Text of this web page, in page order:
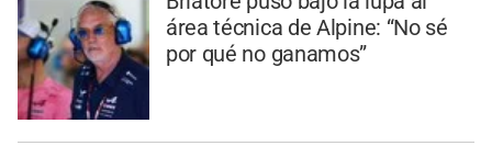
área técnica de Alpine: “No sé
por qué no ganamos”